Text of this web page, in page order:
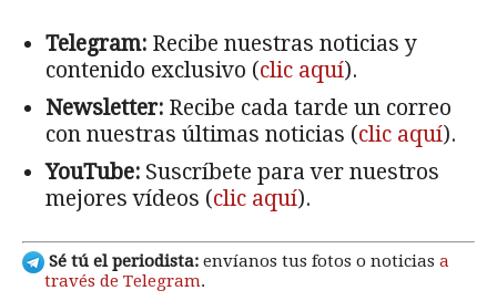
Telegram: Recibe nuestras noticias y
contenido exclusivo (clic aquí).
Newsletter: Recibe cada tarde un correo
con nuestras últimas noticias (clic aquí).
YouTube: Suscríbete para ver nuestros
mejores vídeos (clic aquí).
Sé tú el periodista: envíanos tus fotos o noticias a
través de Telegram.